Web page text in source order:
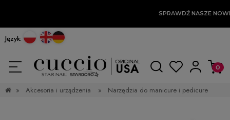
SPRAWDŹ NASZE
Język:
» Akcesoria i urządzenia » Narzędzia do manicure i pedicure